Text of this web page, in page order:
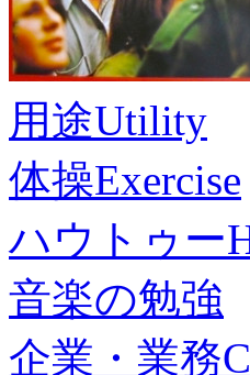
用途Utility
体操Exercise
ハウトゥー
音楽の勉強
企業・業務